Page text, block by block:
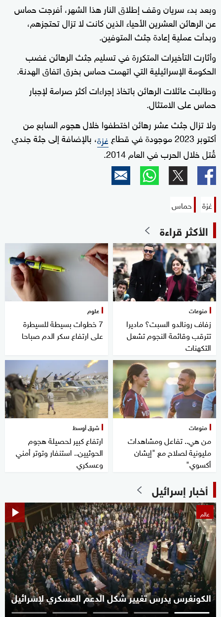
وبعد بدء سريان وقف إطلاق النار هذا الشهر، أفرجت حماس
عن الرهائن العشرين الأحياء الذين كانت لا تزال تحتجزهم،
وبدأت عملية إعادة جثث المتوفين.
وأثارت التأخيرات المتكررة في تسليم جثث الرهائن غضب
الحكومة الإسرائيلية التي اتهمت حماس بخرق اتفاق الهدنة.
وطالبت عائلات الرهائن باتخاذ إجراءات أكثر صرامة لإجبار
حماس على الامتثال.
ولا تزال جثث عشر رهائن اختطفوا خلال هجوم السابع من
أكتوبر 2023 موجودة في قطاع
غزة، بالإضافة إلى جثة جندي
قُتل خلال الحرب في العام 2014.
غزة حماس
الأكثر قراءة
منوعات
زفاف رونالدو السبت؟ ماديرا
تترقب وقائمة النجوم تشعل
التكهنات
علوم
7 خطوات بسيطة للسيطرة
على ارتفاع سكر الدم صباحا
منوعات
من هي.. تفاعل ومشاهدات
مليونية لصلاح مع "إيشان
أكسوي"
شرق أوسط
ارتفاع كبير لحصيلة هجوم
الحوثيين.. استنفار وتوتر أمني
وعسكري
أخبار إسرائيل
عالم
الكونغرس يدرس تغيير شكل الدعم العسكري لإسرائيل